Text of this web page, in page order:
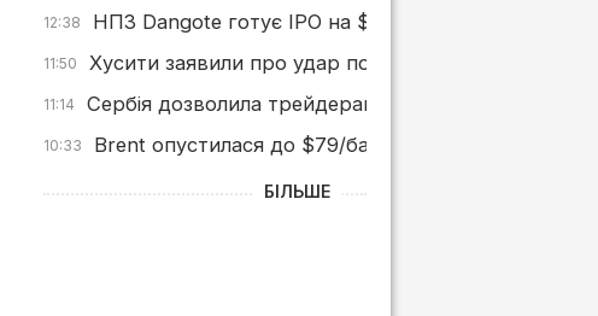
12:38 НПЗ Dangote готує IPO на $5 млрд — найбільше в
11:50 Хусити заявили про удар по саудівському
11:14 Сербія дозволила трейдерам переробляти нафту
10:33 Brent опустилася до $79/бар. після заяв Трампа
БІЛЬШЕ